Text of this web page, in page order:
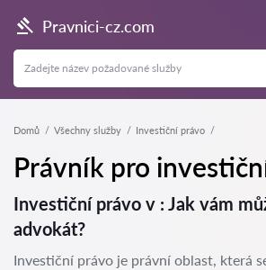
Pravnici-cz.com
Domů Všechny služby Investiční právo
Právník pro
Investiční právo v : Jak vám
advokát?
Investiční právo je právní oblast, která